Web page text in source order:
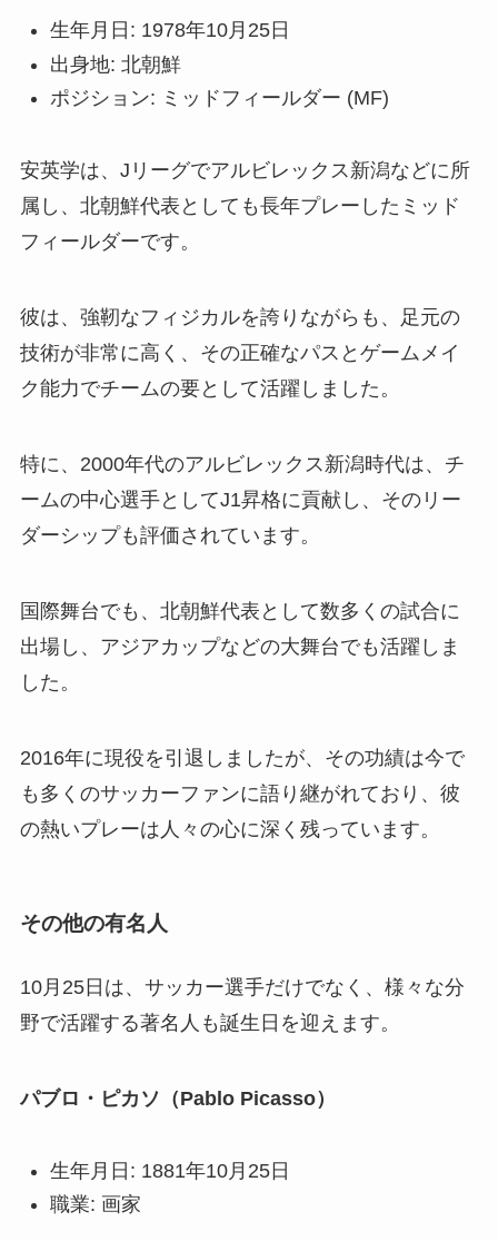
生年月日: 1978年10月25日
出身地: 北朝鮮
ポジション: ミッドフィールダー (MF)
安英学は、Jリーグでアルビレックス新潟などに所
属し、北朝鮮代表としても長年プレーしたミッド
フィールダーです。
彼は、強靭なフィジカルを誇りながらも、足元の
技術が非常に高く、その正確なパスとゲームメイ
ク能力でチームの要として活躍しました。
特に、2000年代のアルビレックス新潟時代は、チ
ームの中心選手としてJ1昇格に貢献し、そのリー
ダーシップも評価されています。
国際舞台でも、北朝鮮代表として数多くの試合に
出場し、アジアカップなどの大舞台でも活躍しま
した。
2016年に現役を引退しましたが、その功績は今で
も多くのサッカーファンに語り継がれており、彼
の熱いプレーは人々の心に深く残っています。
その他の有名人
10月25日は、サッカー選手だけでなく、様々な分
野で活躍する著名人も誕生日を迎えます。
パブロ・ピカソ（Pablo Picasso）
生年月日: 1881年10月25日
職業: 画家